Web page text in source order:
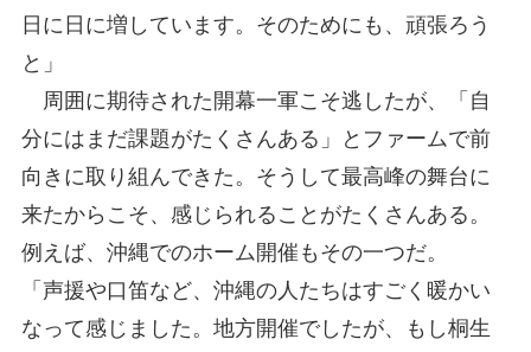
日に日に増しています。そのためにも、頑張ろう
と」
周囲に期待された開幕一軍こそ逃したが、「自
分にはまだ課題がたくさんある」とファームで前
向きに取り組んできた。そうして最高峰の舞台に
来たからこそ、感じられることがたくさんある。
例えば、沖縄でのホーム開催もその一つだ。
「声援や口笛など、沖縄の人たちはすごく暖かい
なって感じました。地方開催でしたが、もし桐生